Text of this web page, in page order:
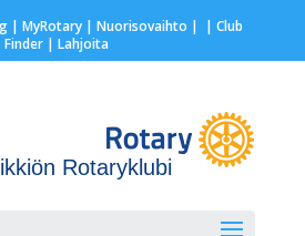
| MyRotary | Nuorisovaihto | | Club
Finder| Lahjoita
Rotaryklubi